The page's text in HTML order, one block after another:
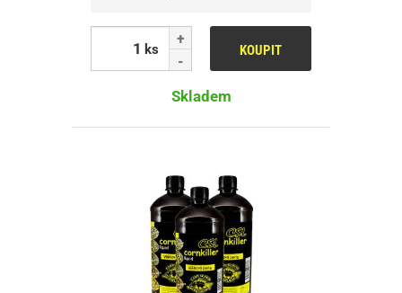
ks KOUPIT
Skladem